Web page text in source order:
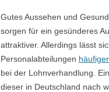
Gutes Aussehen und
sorgen für ein gesünderes
attraktiver. Allerdings lässt
Personalabteilungen
bei der Lohnverhandlung.
dieser in Deutschland nach